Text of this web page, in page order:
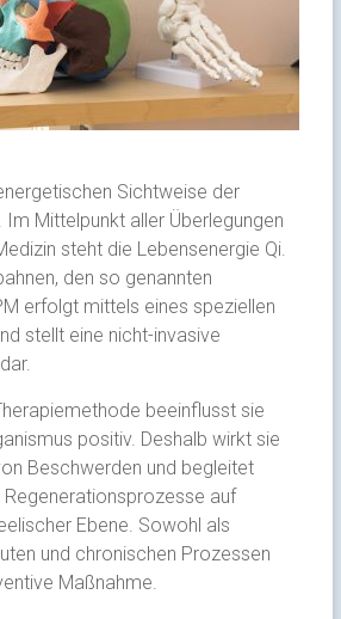
Sichtweise der
Im Mittelpunkt aller Überlegungen
steht die Lebensenergie Qi.
den so genannten
erfolgt mittels eines speziellen
stellt eine nicht-invasive
beeinflusst sie
positiv. Deshalb wirkt sie
Beschwerden und begleitet
Regenerationsprozesse auf
Ebene. Sowohl als
und chronischen Prozessen
Maßnahme.